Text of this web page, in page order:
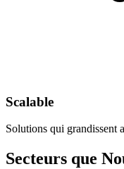
Scalable
Solutions qui grandissent
Secteurs que